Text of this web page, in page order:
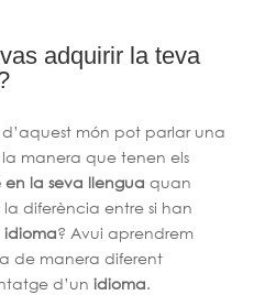
adquirir la teva
món pot parlar una
la manera que tenen els
la seva llengua quan
diferència entre si han
idioma? Avui aprendrem
de manera diferent
d’un idioma.